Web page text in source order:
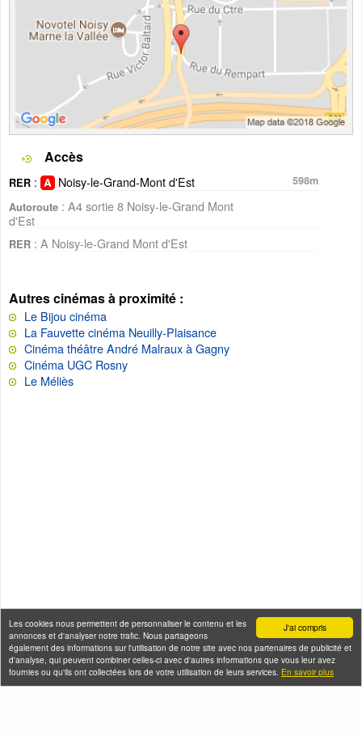
J'ai compris
Les cookies nous permettent de personnaliser le contenu et les
annonces et d'analyser notre trafic. Nous partageons
également des informations sur l'utilisation de notre site avec nos partenaires de publicité et
d'analyse, qui peuvent combiner celles-ci avec d'autres informations que vous leur avez
fournies ou qu'ils ont collectées lors de votre utilisation de leurs services. En savoir plus
Accès
RER : Noisy-le-Grand-Mont d'Est
598m
Autoroute : A4 sortie 8 Noisy-le-Grand Mont
d'Est
RER : A Noisy-le-Grand Mont d'Est
Autres cinémas à proximité :
Le Bijou cinéma
La Fauvette cinéma Neuilly-Plaisance
Cinéma théâtre André Malraux à Gagny
Cinéma UGC Rosny
Le Méliès